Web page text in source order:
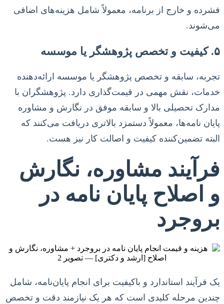
فشرده و خارج از برنامه، معمولاً شامل هزینه‌های اضافی
می‌شوند.
۵. کیفیت و تخصص پژوهشگر یا موسسه
تجربه، سابقه و تخصص پژوهشگر یا موسسه ارائه‌دهنده
خدمات، نقش مهمی در قیمت‌گذاری دارد. پژوهشگران با
مدارک تحصیلی بالا و سابقه موفق در نگارش و مشاوره
پایان نامه‌ها، معمولاً دستمزد بالاتری دریافت می‌کنند که
البته تضمین‌کننده کیفیت و اصالت کار نیز هست.
فرآیند مشاوره، نگارش
و اصلاح پایان نامه در
بروجرد
یک فرآیند استاندارد و باکیفیت برای انجام پایان‌نامه، شامل
چندین مرحله کلیدی است که هر یک نیازمند دقت و تخصص